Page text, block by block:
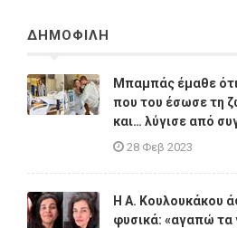
ΔΗΜΟΦΙΛΗ
Μπαμπάς έμαθε
που του έσωσε τη
και… λύγισε από
28 Φεβ 2023
Η A. Κουλουκάκου
φυσικά: «αγαπώ τα